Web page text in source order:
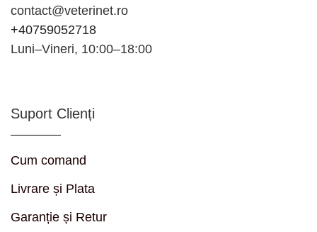
contact@veterinet.ro
+40759052718
Luni–Vineri, 10:00–18:00
Suport Clienți
Cum comand
Livrare și Plata
Garanție și Retur